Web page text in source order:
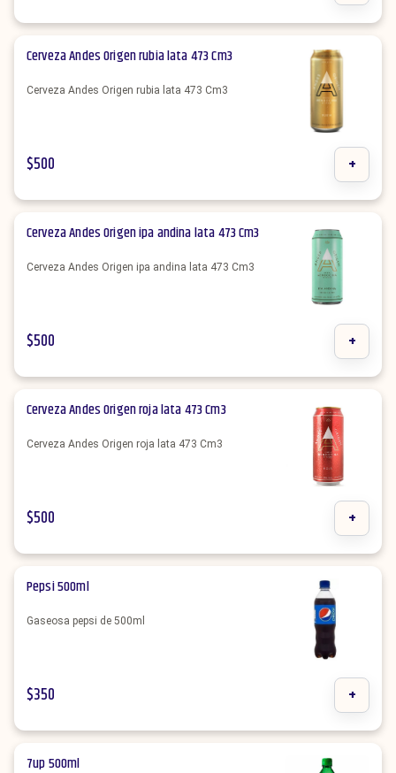
Cerveza Andes Origen rubia lata 473 Cm3
Cerveza Andes Origen rubia lata 473 Cm3
$500 +
Cerveza Andes Origen ipa andina lata 473 Cm3
Cerveza Andes Origen ipa andina lata 473 Cm3
$500 +
Cerveza Andes Origen roja lata 473 Cm3
Cerveza Andes Origen roja lata 473 Cm3
$500 +
Pepsi 500ml
Gaseosa pepsi de 500ml
$350 +
7up 500ml